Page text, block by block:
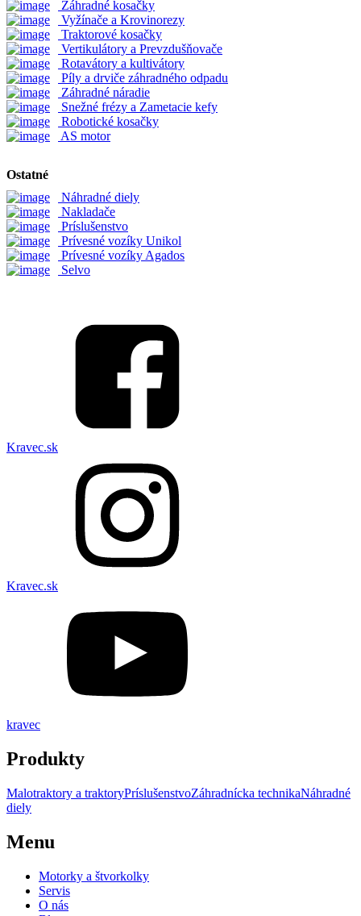
Záhradné kosačky
Vyžínače a Krovinorezy
Traktorové kosačky
Vertikulátory a Prevzdušňovače
Rotavátory a kultivátory
Píly a drviče záhradného odpadu
Záhradné náradie
Snežné frézy a Zametacie kefy
Robotické kosačky
AS motor
Ostatné
Náhradné diely
Nakladače
Príslušenstvo
Prívesné vozíky Unikol
Prívesné vozíky Agados
Selvo
Kravec.sk
Kravec.sk
kravec
Produkty
Malotraktory a traktoryPríslušenstvoZáhradnícka technikaNáhradné
diely
Menu
Motorky a štvorkolky
Servis
O nás